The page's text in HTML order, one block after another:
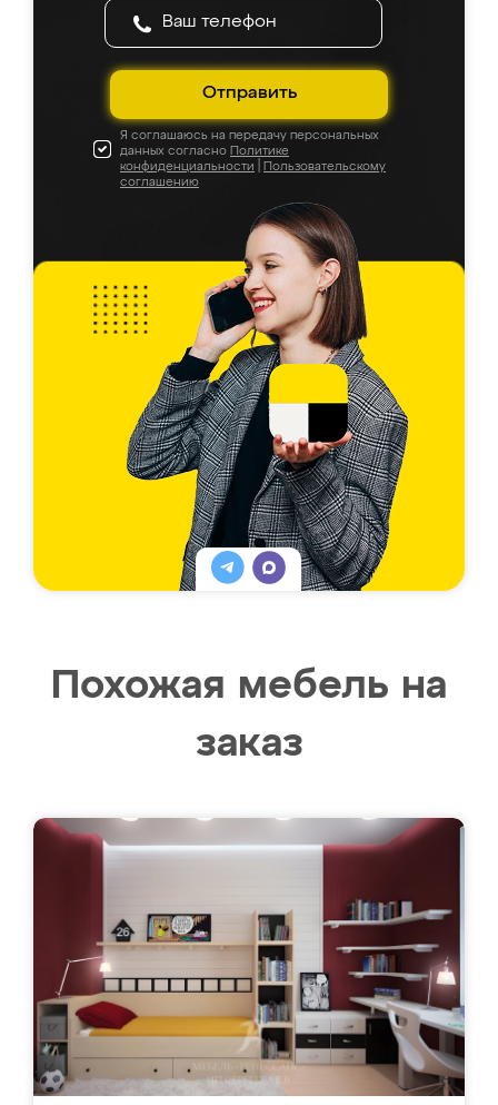
Отправить
Я соглашаюсь на передачу персональных
данных согласно Политике
конфиденциальности
Пользовательскому
соглашению
Похожая мебель на
заказ